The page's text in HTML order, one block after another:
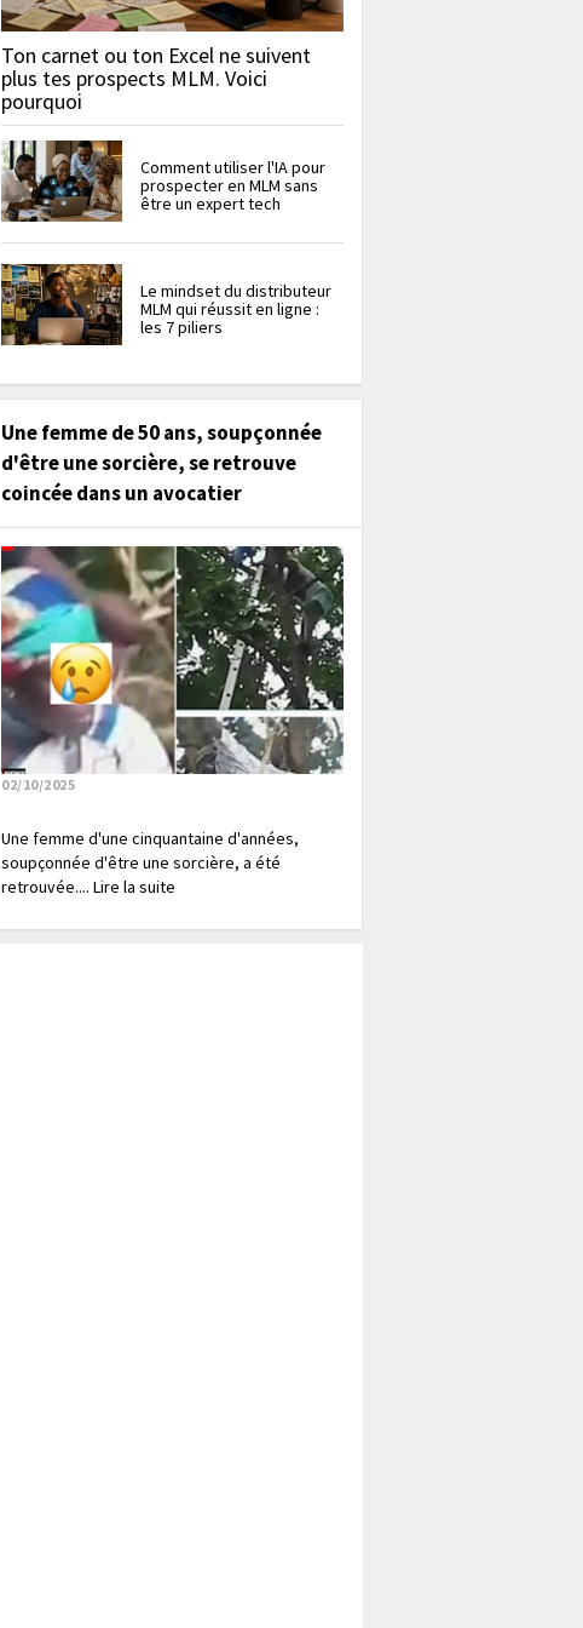
Ton carnet ou ton Excel ne suivent
plus tes prospects MLM. Voici
pourquoi
Comment utiliser l'IA pour
prospecter en MLM sans
être un expert tech
Le mindset du distributeur
MLM qui réussit en ligne :
les 7 piliers
Une femme de 50 ans, soupçonnée
d'être une sorcière, se retrouve
coincée dans un avocatier
02/10/2025
Une femme d'une cinquantaine d'années,
soupçonnée d'être une sorcière, a été
retrouvée.... Lire la suite